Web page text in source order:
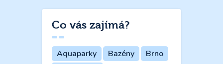
Co vás zajímá?
Aquaparky Bazény
Brno